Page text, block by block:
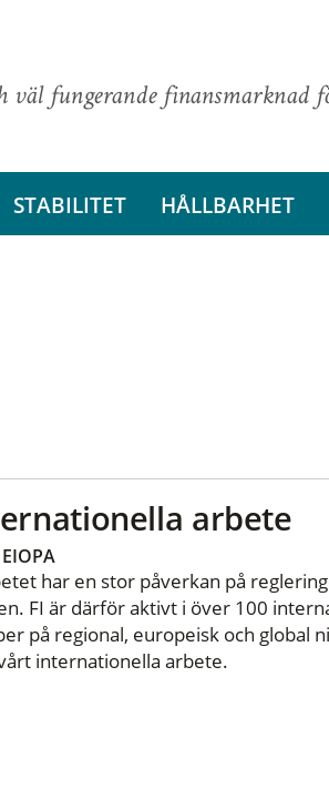
väl fungerande finansmarknad
STABILITET HÅLLBARHET
arbete
EIOPA
har en stor påverkan på
FI är därför aktivt i över 100
på regional, europeisk och global
internationella arbete.